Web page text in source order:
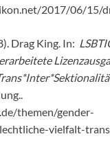
2017/06/15/
Drag King. In:
themen/gender-
vielfalt-